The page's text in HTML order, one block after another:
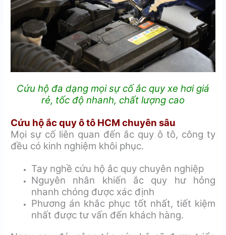
Cứu hộ đa dạng mọi sự cố ắc quy xe hơi giá
rẻ, tốc độ nhanh, chất lượng cao
Cứu hộ ắc quy ô tô HCM chuyên sâu
Mọi sự cố liên quan đến ắc quy ô tô, công ty
đều có kinh nghiệm khôi phục.
Tay nghề cứu hộ ắc quy chuyên nghiệp
Nguyên nhân khiến ắc quy hư hỏng
nhanh chóng được xác định
Phương án khắc phục tốt nhất, tiết kiệm
nhất được tư vấn đến khách hàng.